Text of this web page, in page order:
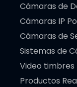
Cámaras de
Cámaras IP
Cámaras de
Sistemas de
Video timbres
Productos